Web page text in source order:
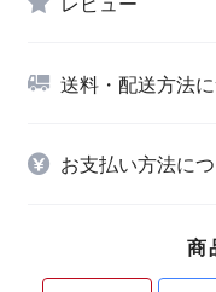
送料・配送方法
お支払い方法に
商